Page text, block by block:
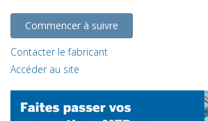
Commencer à suivre
Contacter le fabricant
Accéder au site